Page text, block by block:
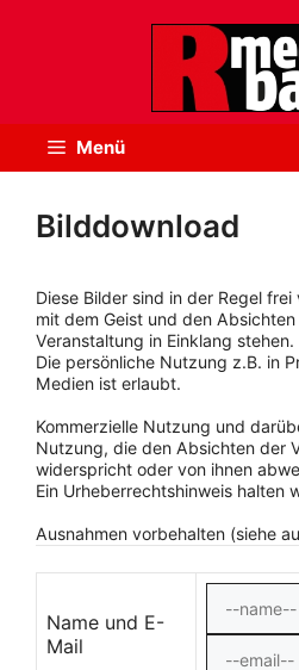
Menü
Bilddownload
Diese Bilder sind in der Regel
mit dem Geist und den
Veranstaltung in Einklang stehen.
Die persönliche Nutzung z.B. in
Medien ist erlaubt.
Kommerzielle Nutzung und
Nutzung, die den Absichten der
widerspricht oder von ihnen
Ein Urheberrechtshinweis halten
Ausnahmen vorbehalten (siehe
Name und E-
Mail